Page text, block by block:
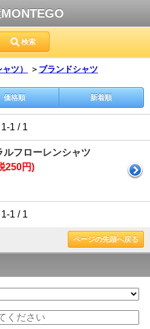
検索
ツ） ＞ ブランドシャツ
価格順 新着順
1-1 / 1
フローレンシャツ
250円)
1-1 / 1
ページの先頭へ戻る